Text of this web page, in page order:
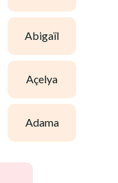
abigaïl
açelya
adama